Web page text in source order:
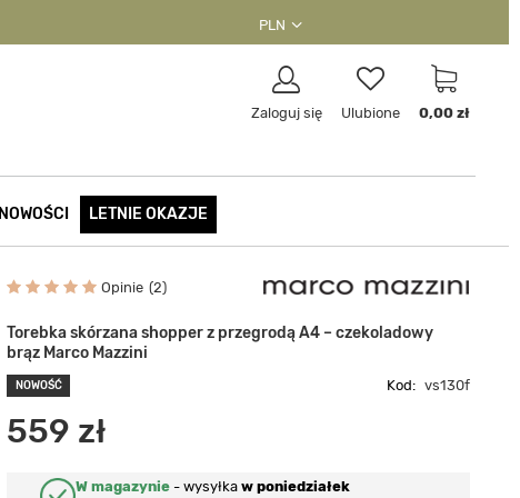
PLN
Zaloguj się Ulubione 0,00 zł
NOWOŚCI LETNIE OKAZJE
Opinie 2
Torebka skórzana shopper z przegrodą A4 – czekoladowy
brąz Marco Mazzini
NOWOŚĆ Kod: vs130f
559 zł
W magazynie -wysyłkaw poniedziałek